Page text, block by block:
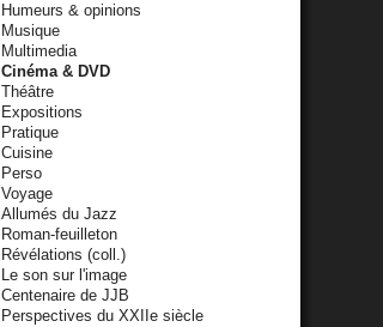
Humeurs & opinions
Musique
Multimedia
Cinéma & DVD
Théâtre
Expositions
Pratique
Cuisine
Perso
Voyage
Allumés du Jazz
Roman-feuilleton
Révélations (coll.)
Le son sur l'image
Centenaire de JJB
Perspectives du XXIIe siècle